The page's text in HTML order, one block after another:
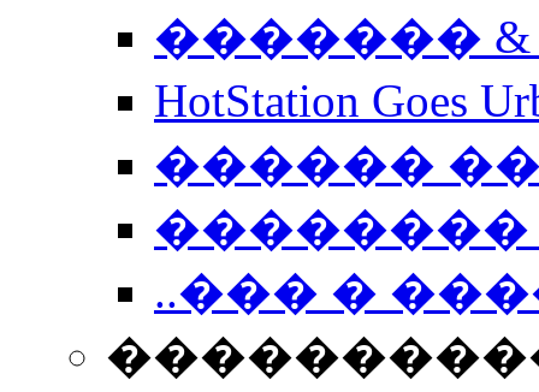
�������
HotStation
������
��������
..��� �
����������